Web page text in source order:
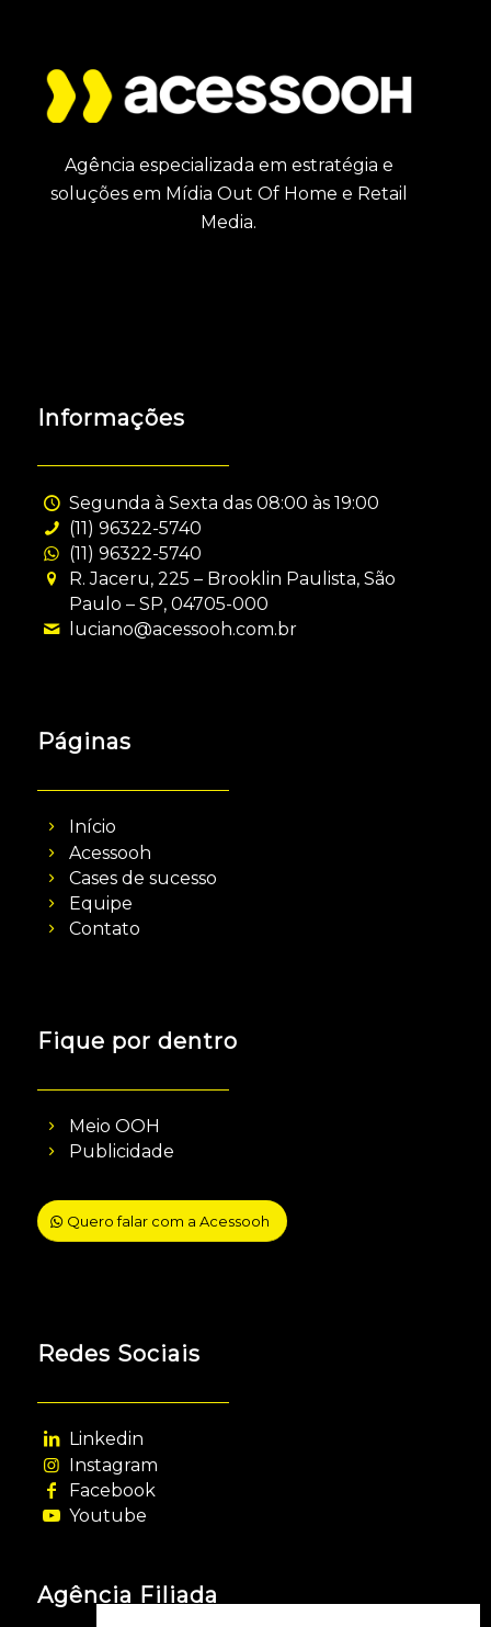
Agência especializada em estratégia e
soluções em Mídia Out Of Home e Retail
Media.
Informações
Segunda à Sexta das 08:00 às 19:00
(11) 96322-5740
(11) 96322-5740
R. Jaceru, 225 – Brooklin Paulista, São
Paulo – SP, 04705-000
luciano@acessooh.com.br
Páginas
Início
Acessooh
Cases de sucesso
Equipe
Contato
Fique por dentro
Meio OOH
Publicidade
Quero falar com a Acessooh
Redes Sociais
Linkedin
Instagram
Facebook
Youtube
Agência Filiada